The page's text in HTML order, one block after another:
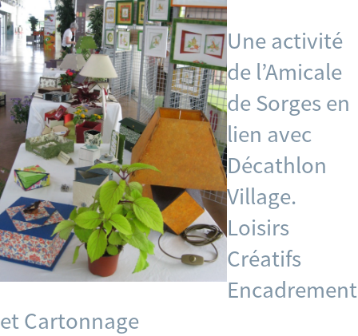
Une activité
de l’Amicale
de Sorges en
lien avec
Décathlon
Village.
Loisirs
Créatifs
Encadrement
et Cartonnage